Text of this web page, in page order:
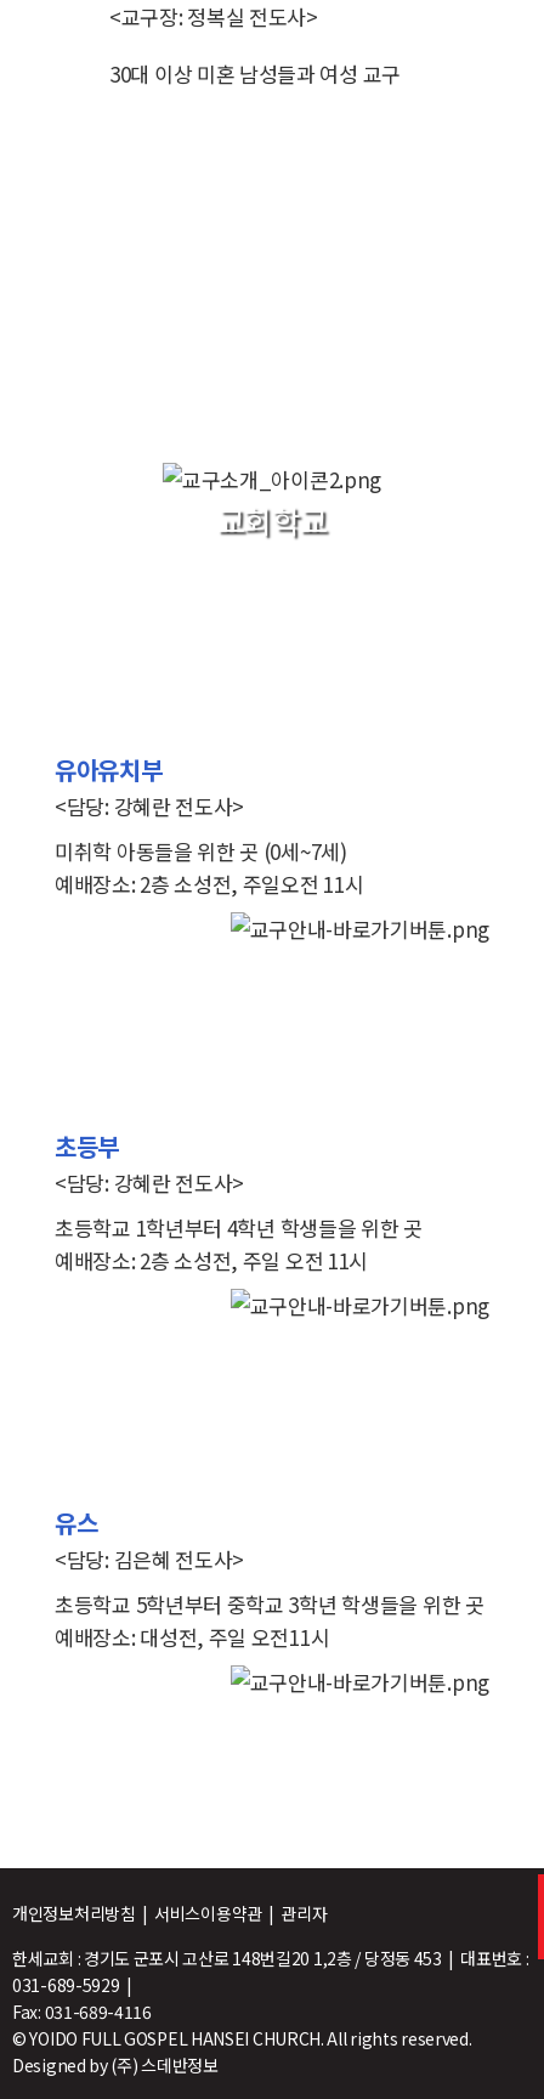
<교구장: 정복실 전도사>
30대 이상 미혼 남성들과 여성 교구
교회학교
유아유치부
<담당: 강혜란 전도사>
미취학 아동들을 위한 곳 (0세~7세)
예배장소: 2층 소성전, 주일오전 11시
초등부
<담당: 강혜란 전도사>
초등학교 1학년부터 4학년 학생들을 위한 곳
예배장소: 2층 소성전, 주일 오전 11시
유스
<담당: 김은혜 전도사>
초등학교 5학년부터 중학교 3학년 학생들을 위한 곳
예배장소: 대성전, 주일 오전11시
개인정보처리방침 | 서비스이용약관 | 관리자
한세교회 : 경기도 군포시 고산로 148번길20 1,2층 / 당정동 453 | 대표번호 :
031-689-5929 |
Fax: 031-689-4116
© YOIDO FULL GOSPEL HANSEI CHURCH. All rights reserved.
Designed by(주) 스데반정보